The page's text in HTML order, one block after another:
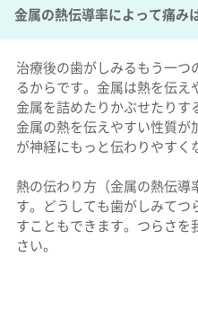
金属の熱伝導率によって痛み
治療後の歯がしみるもう一
るからです。金属は熱を伝
金属を詰めたりかぶせたり
金属の熱を伝えやすい性質が
が神経にもっと伝わりやすく
熱の伝わり方（金属の熱伝導
す。どうしても歯がしみて
すこともできます。つらさ
さい。